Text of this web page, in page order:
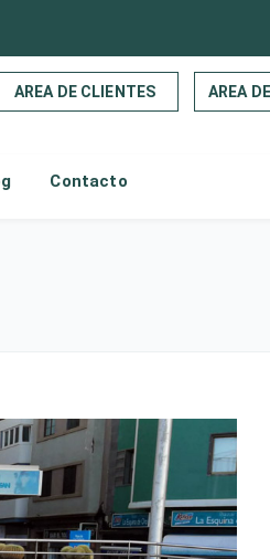
AREA DE CLIENTES AREA
Contacto